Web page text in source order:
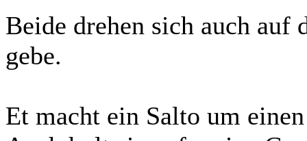
Beide drehen sich auch auf
gebe.
Et macht ein Salto um